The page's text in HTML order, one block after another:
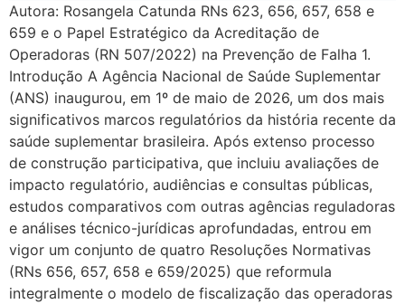
Autora: Rosangela Catunda RNs 623, 656, 657, 658 e
659 e o Papel Estratégico da Acreditação de
Operadoras (RN 507/2022) na Prevenção de Falha 1.
Introdução A Agência Nacional de Saúde Suplementar
(ANS) inaugurou, em 1º de maio de 2026, um dos mais
significativos marcos regulatórios da história recente da
saúde suplementar brasileira. Após extenso processo
de construção participativa, que incluiu avaliações de
impacto regulatório, audiências e consultas públicas,
estudos comparativos com outras agências reguladoras
e análises técnico-jurídicas aprofundadas, entrou em
vigor um conjunto de quatro Resoluções Normativas
(RNs 656, 657, 658 e 659/2025) que reformula
integralmente o modelo de fiscalização das operadoras